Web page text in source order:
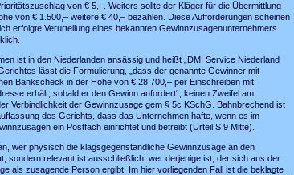
von € 5,–. Weiters sollte der Kläger für die Übermittlung
von € 1.500,– weitere € 40,– bezahlen. Diese Aufforderungen scheinen
erfolgte Verurteilung eines bekannten Gewinnzusagenunternehmers
ist in den Niederlanden ansässig und heißt „DMI Service Niederland
lässt die Formulierung, „dass der genannte Gewinner mit
Bankscheck in der Höhe von € 28.700,– per Einschreiben mit
erhält, sobald er den Gewinn anfordert“, keinen Zweifel am
Verbindlichkeit der Gewinnzusage gem § 5c KSchG. Bahnbrechend ist
des Gerichts, dass das Unternehmen hafte, wenn es im
ein Postfach einrichtet und betreibt (Urteil S 9 Mitte).
wer physisch die klagsgegenständliche Gewinnzusage an den
sondern relevant ist ausschließlich, wer derjenige ist, der sich aus der
als zusagende Person ergibt. Im hier vorliegenden Fall ist die beklagte